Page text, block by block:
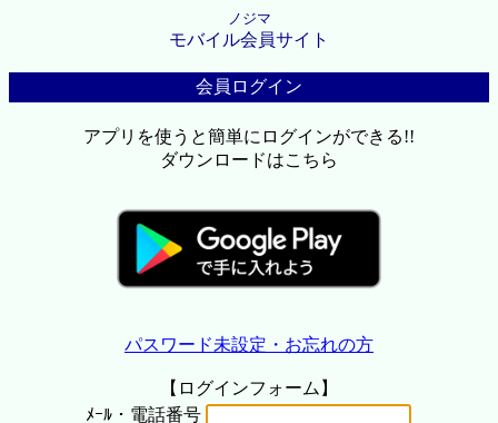
ノジマ
モバイル会員サイト
会員ログイン
アプリを使うと簡単にログインができる!!
ダウンロードはこちら
パスワード未設定・お忘れの方
【ログインフォーム】
ﾒｰﾙ・電話番号